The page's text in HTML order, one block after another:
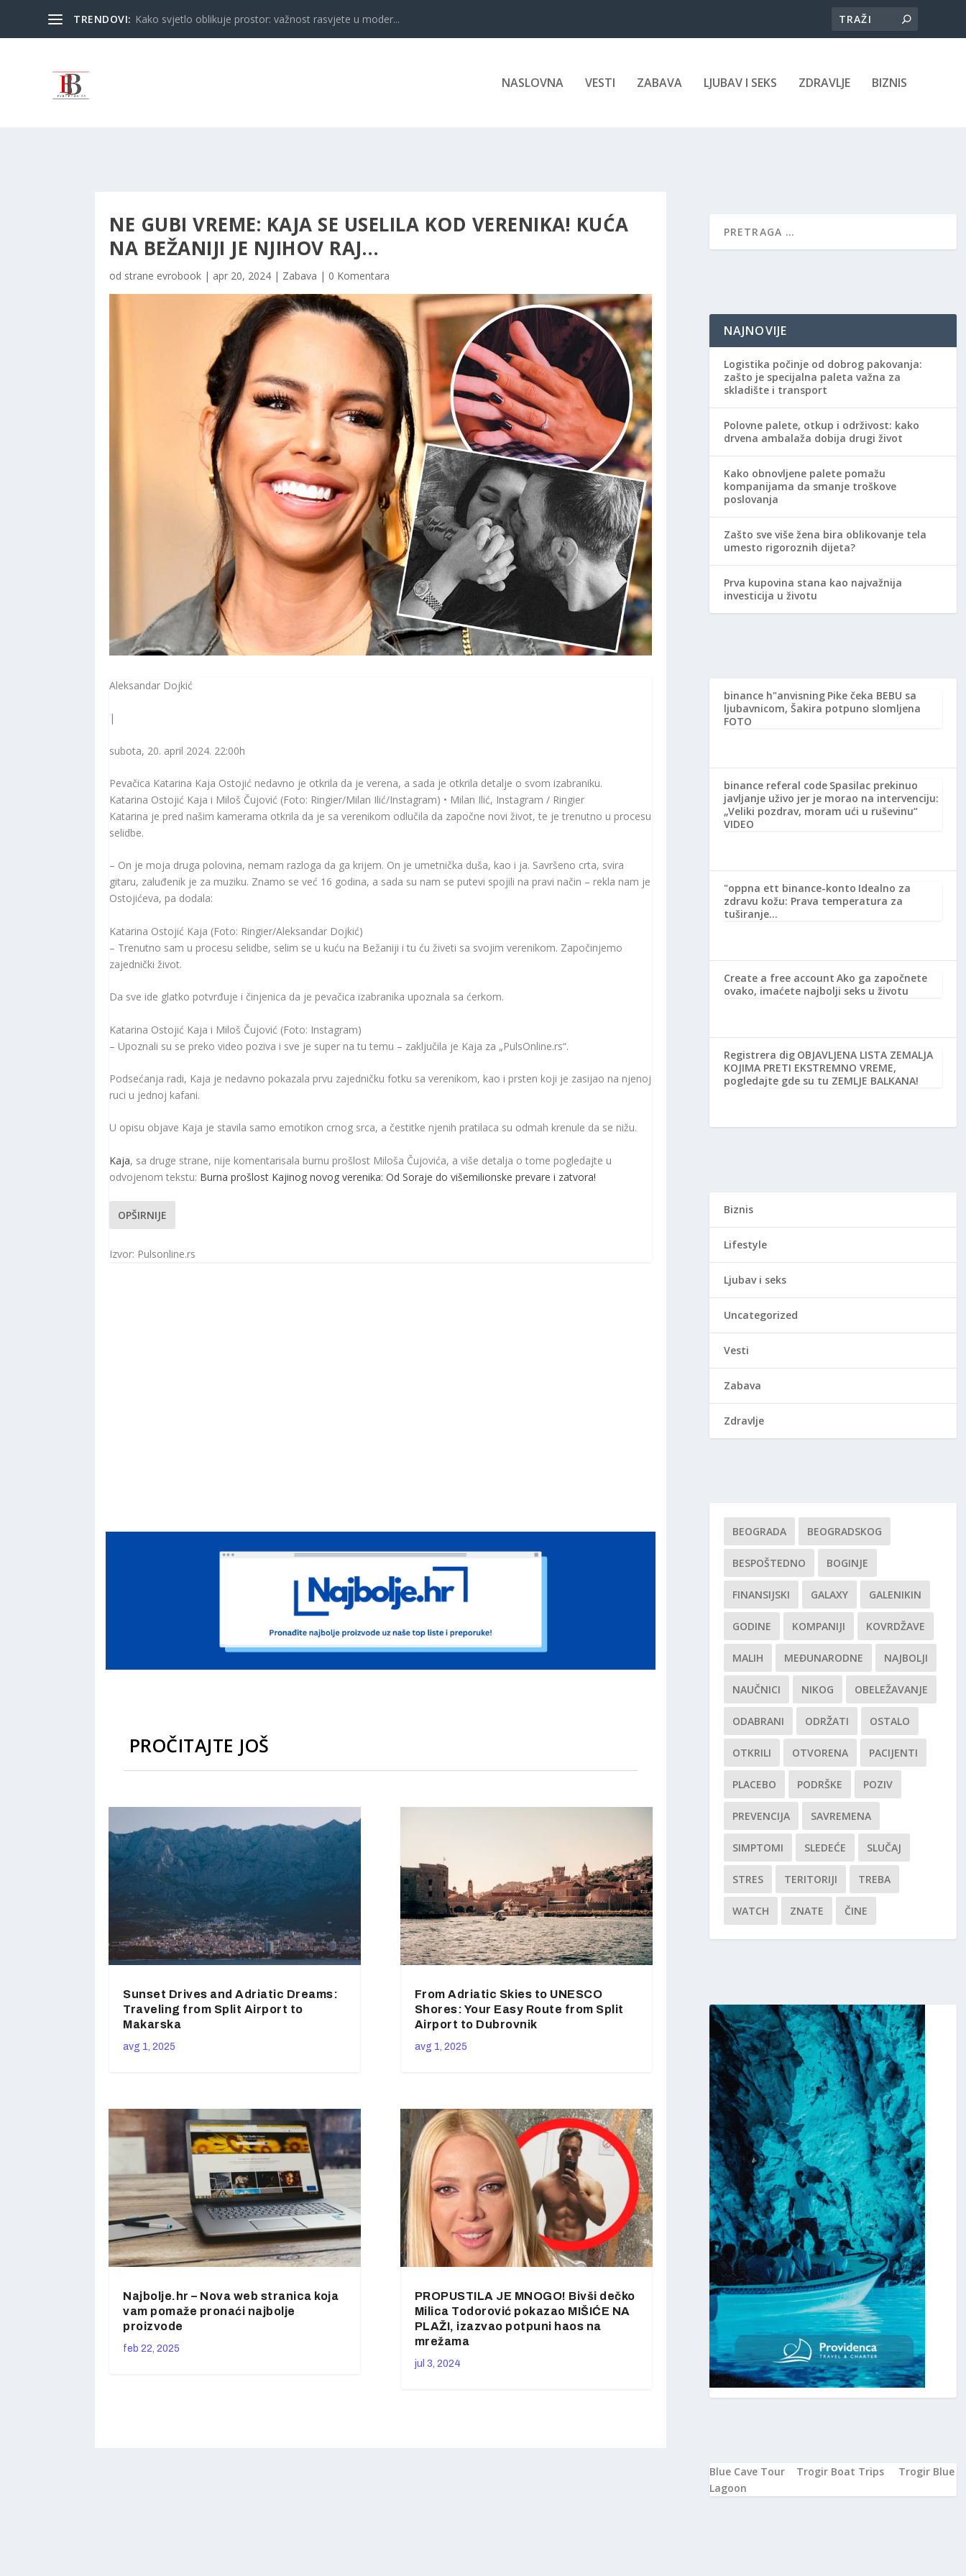
TRENDOVI: Kako svjetlo oblikuje prostor: važnost rasvjete u moder...
NASLOVNA VESTI ZABAVA LJUBAV I SEKS ZDRAVLJE BIZNIS
NE GUBI VREME: KAJA SE USELILA KOD VERENIKA! KUĆA
NA BEŽANIJI JE NJIHOV RAJ…
od strane evrobook | apr 20, 2024 | Zabava | 0 Komentara
Aleksandar Dojkić
|
subota, 20. april 2024. 22:00h
Pevačica Katarina Kaja Ostojić nedavno je otkrila da je verena, a sada je otkrila detalje o svom izabraniku.
Katarina Ostojić Kaja i Miloš Čujović (Foto: Ringier/Milan Ilić/Instagram) • Milan Ilić, Instagram / Ringier
Katarina je pred našim kamerama otkrila da je sa verenikom odlučila da započne novi život, te je trenutno u procesu
selidbe.
– On je moja druga polovina, nemam razloga da ga krijem. On je umetnička duša, kao i ja. Savršeno crta, svira
gitaru, zaluđenik je za muziku. Znamo se već 16 godina, a sada su nam se putevi spojili na pravi način – rekla nam je
Ostojićeva, pa dodala:
Katarina Ostojić Kaja (Foto: Ringier/Aleksandar Dojkić)
– Trenutno sam u procesu selidbe, selim se u kuću na Bežaniji i tu ću živeti sa svojim verenikom. Započinjemo
zajednički život.
Da sve ide glatko potvrđuje i činjenica da je pevačica izabranika upoznala sa ćerkom.
Katarina Ostojić Kaja i Miloš Čujović (Foto: Instagram)
– Upoznali su se preko video poziva i sve je super na tu temu – zaključila je Kaja za „PulsOnline.rs“.
Podsećanja radi, Kaja je nedavno pokazala prvu zajedničku fotku sa verenikom, kao i prsten koji je zasijao na njenoj
ruci u jednoj kafani.
U opisu objave Kaja je stavila samo emotikon crnog srca, a čestitke njenih pratilaca su odmah krenule da se nižu.
Kaja, sa druge strane, nije komentarisala burnu prošlost Miloša Čujovića, a više detalja o tome pogledajte u
odvojenom tekstu: Burna prošlost Kajinog novog verenika: Od Soraje do višemilionske prevare i zatvora!
OPŠIRNIJE
Izvor: Pulsonline.rs
PROČITAJTE JOŠ
Sunset Drives and Adriatic Dreams:
Traveling from Split Airport to
Makarska
avg 1, 2025
Najbolje.hr – Nova web stranica koja
vam pomaže pronaći najbolje
proizvode
feb 22, 2025
From Adriatic Skies to UNESCO
Shores: Your Easy Route from Split
Airport to Dubrovnik
avg 1, 2025
PROPUSTILA JE MNOGO! Bivši dečko
Milica Todorović pokazao MIŠIĆE NA
PLAŽI, izazvao potpuni haos na
mrežama
jul 3, 2024
NAJNOVIJE
Logistika počinje od dobrog pakovanja:
zašto je specijalna paleta važna za
skladište i transport
Polovne palete, otkup i održivost: kako
drvena ambalaža dobija drugi život
Kako obnovljene palete pomažu
kompanijama da smanje troškove
poslovanja
Zašto sve više žena bira oblikovanje tela
umesto rigoroznih dijeta?
Prva kupovina stana kao najvažnija
investicija u životu
binance h"anvisning Pike čeka BEBU sa
ljubavnicom, Šakira potpuno slomljena
FOTO
binance referal code Spasilac prekinuo
javljanje uživo jer je morao na intervenciju:
„Veliki pozdrav, moram ući u ruševinu“
VIDEO
"oppna ett binance-konto Idealno za
zdravu kožu: Prava temperatura za
tuširanje…
Create a free account Ako ga započnete
ovako, imaćete najbolji seks u životu
Registrera dig OBJAVLJENA LISTA ZEMALJA
KOJIMA PRETI EKSTREMNO VREME,
pogledajte gde su tu ZEMLJE BALKANA!
Biznis
Lifestyle
Ljubav i seks
Uncategorized
Vesti
Zabava
Zdravlje
BEOGRADA BEOGRADSKOG
BESPOŠTEDNO BOGINJE
FINANSIJSKI GALAXY GALENIKIN
GODINE KOMPANIJI KOVRDŽAVE
MALIH MEĐUNARODNE NAJBOLJI
NAUČNICI NIKOG OBELEŽAVANJE
ODABRANI ODRŽATI OSTALO
OTKRILI OTVORENA PACIJENTI
PLACEBO PODRŠKE POZIV
PREVENCIJA SAVREMENA
SIMPTOMI SLEDEĆE SLUČAJ
STRES TERITORIJI TREBA
WATCH ZNATE ČINE
Blue Cave Tour Trogir Boat Trips
Trogir Blue
Lagoon